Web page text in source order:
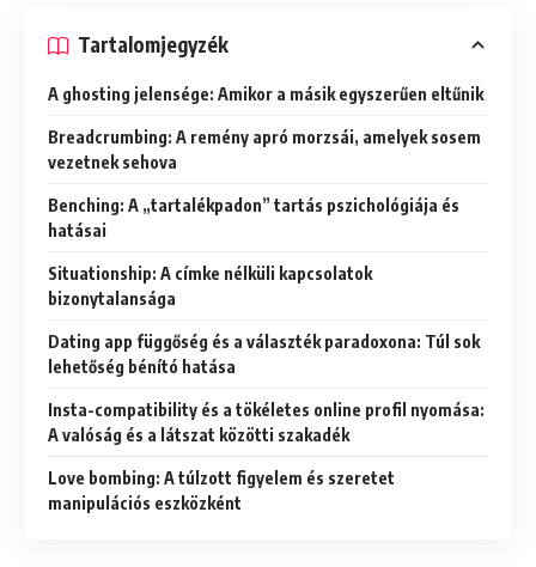
Tartalomjegyzék
A ghosting jelensége: Amikor a másik egyszerűen eltűnik
Breadcrumbing: A remény apró morzsái, amelyek sosem
vezetnek sehova
Benching: A „tartalékpadon” tartás pszichológiája és
hatásai
Situationship: A címke nélküli kapcsolatok
bizonytalansága
Dating app függőség és a választék paradoxona: Túl sok
lehetőség bénító hatása
Insta-compatibility és a tökéletes online profil nyomása:
A valóság és a látszat közötti szakadék
Love bombing: A túlzott figyelem és szeretet
manipulációs eszközként